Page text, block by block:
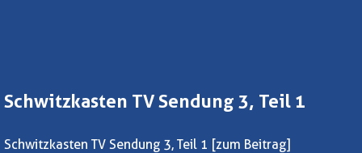
Schwitzkasten TV Sendung 3, Teil 1
Schwitzkasten TV Sendung 3, Teil 1 [zum Beitrag]